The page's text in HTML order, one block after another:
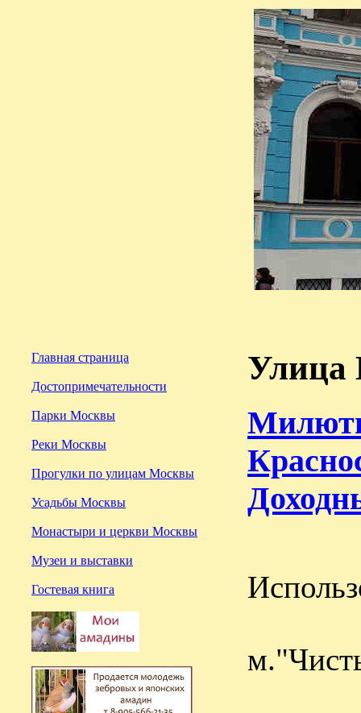
Главная страница
Достопримечательности
Парки Москвы
Реки Москвы
Прогулки по улицам Москвы
Усадьбы Москвы
Монастыри и церкви Москвы
Музеи и выставки
Гостевая книга
Улица